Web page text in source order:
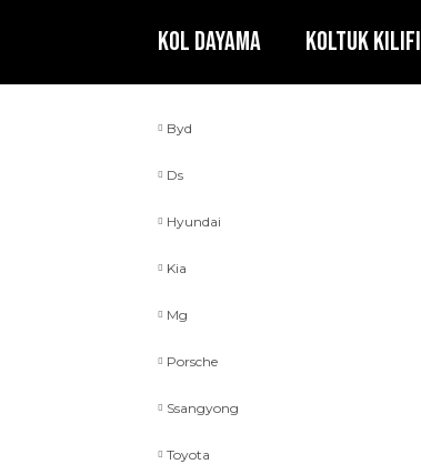
Kol Dayama Koltuk Kılıfı
Byd
Ds
Hyundai
Kia
Mg
Porsche
Ssangyong
Toyota